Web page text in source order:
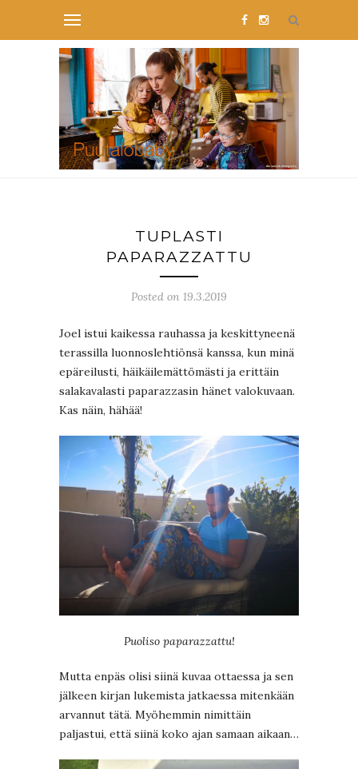
TUPLASTI
PAPARAZZATTU
Posted on 19.3.2019
Joel istui kaikessa rauhassa ja keskittyneenä
terassilla luonnoslehtiönsä kanssa, kun minä
epäreilusti, häikäilemättömästi ja erittäin
salakavalasti paparazzasin hänet valokuvaan.
Kas näin, hähää!
Puoliso paparazzattu!
Mutta enpäs olisi siinä kuvaa ottaessa ja sen
jälkeen kirjan lukemista jatkaessa mitenkään
arvannut tätä. Myöhemmin nimittäin
paljastui, että siinä koko ajan samaan aikaan…